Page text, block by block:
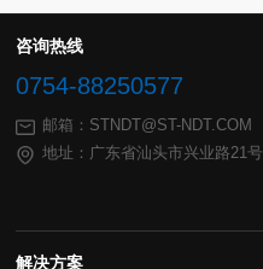
咨询热线
0754-88250577
邮箱：STNDT@ST-NDT.COM
地址：广东省汕头市兴业路21号
解决方案